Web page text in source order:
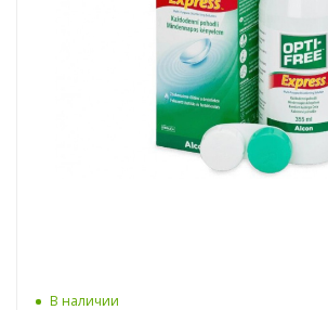
В наличии